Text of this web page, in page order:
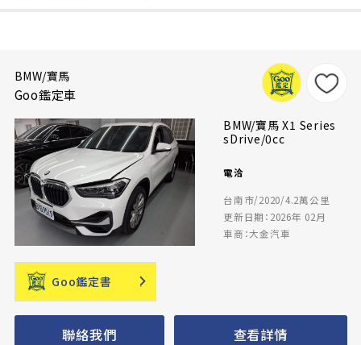
BMW/寶馬
Goo鑑定車
BMW/寶馬 X1 Series
sDrive/0cc
電洽
台南市/2020/4.2萬公里
更新日期：2026年 02月
車商：大金汽車
Goo鑑定書
聯絡我們 查看詳情